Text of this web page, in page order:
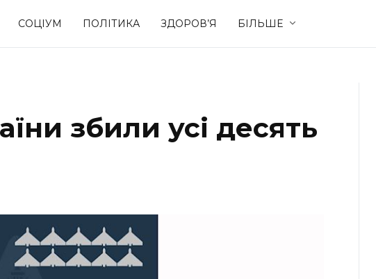
СОЦІУМ ПОЛІТИКА ЗДОРОВ’Я БІЛЬШЕ
Спорт Стиль життя
збили усі десять